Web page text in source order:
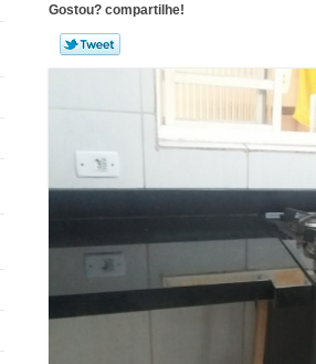
Gostou? compartilhe!